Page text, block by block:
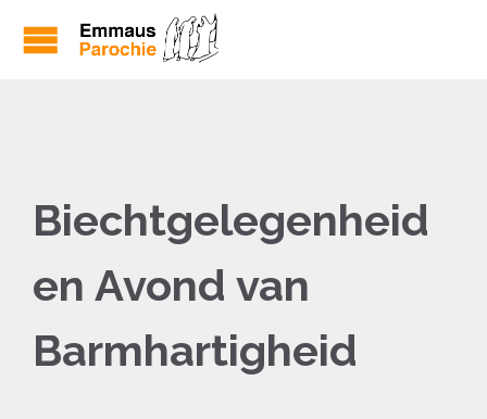
Biechtgelegenheid
en Avond van
Barmhartigheid